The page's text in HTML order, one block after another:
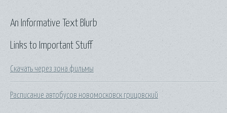
Links to Important Stuff
Скачать через зона фильмы
Расписание автобусов новомосковск грицовский
An Informative Text Blurb